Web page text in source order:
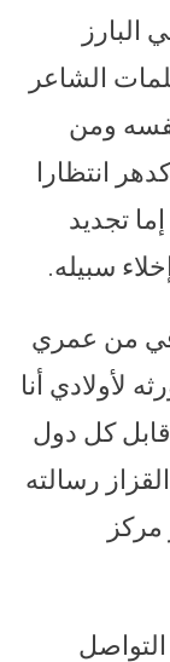
البارز
الشاعر
ومن
انتظارا
تجديد
من عمري
لأولادي أنا
قابل كل دول
رسالته